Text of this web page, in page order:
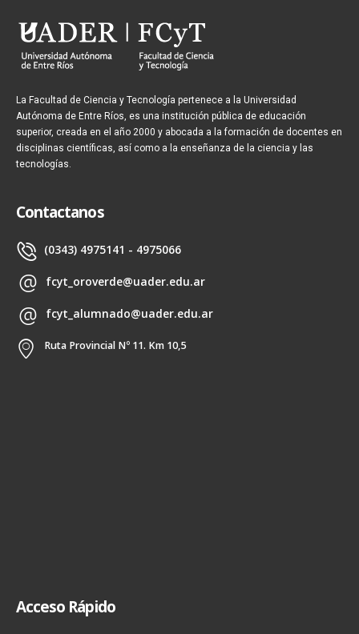
La Facultad de Ciencia y Tecnología pertenece a la Universidad
Autónoma de Entre Ríos, es una institución pública de educación
superior, creada en el año 2000 y abocada a la formación de docentes en
disciplinas científicas, así como a la enseñanza de la ciencia y las
tecnologías.
Contactanos
(0343) 4975141 - 4975066
fcyt_oroverde@uader.edu.ar
fcyt_alumnado@uader.edu.ar
Ruta Provincial Nº 11. Km 10,5
Acceso Rápido